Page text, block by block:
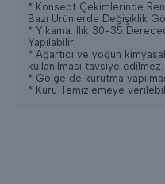
* Konsept Çekimlerinde
Bazı Ürünlerde Değişiklik
* Yıkama: Ilık 30-35
Yapılabilir,
* Ağartıcı ve yoğun
kullanılması tavsiye edilmez.
* Gölge de kurutma
* Kuru Temizlemeye